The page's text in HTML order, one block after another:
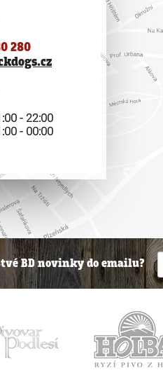
280
- 22:00
- 00:00
BD novinky do emailu?